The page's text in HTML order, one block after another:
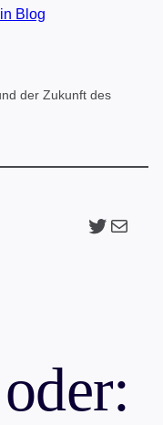
der Zukunft des
Twitter
The